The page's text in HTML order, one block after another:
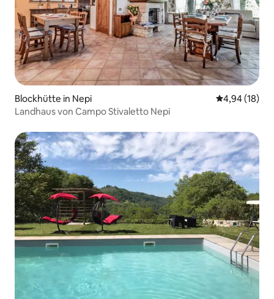
Blockhütte in Nepi
4,94 (18)
Landhaus von Campo Stivaletto Nepi